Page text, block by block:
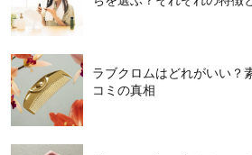
ラブクロムはどれがいい？
コミの真相